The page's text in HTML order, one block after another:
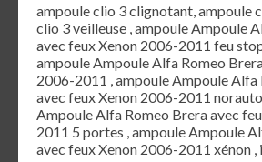
ampoule clio 3 clignotant, ampoule
clio 3 veilleuse , ampoule Ampoule
avec feux Xenon 2006-2011 feu
ampoule Ampoule Alfa Romeo
2006-2011 , ampoule Ampoule Alfa
avec feux Xenon 2006-2011
Ampoule Alfa Romeo Brera avec
2011 5 portes , ampoule Ampoule
avec feux Xenon 2006-2011 xénon